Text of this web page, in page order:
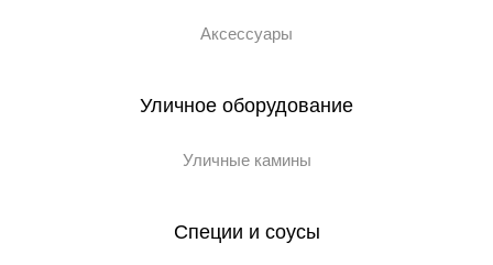
Аксессуары
Уличное оборудование
Уличные камины
Специи и соусы